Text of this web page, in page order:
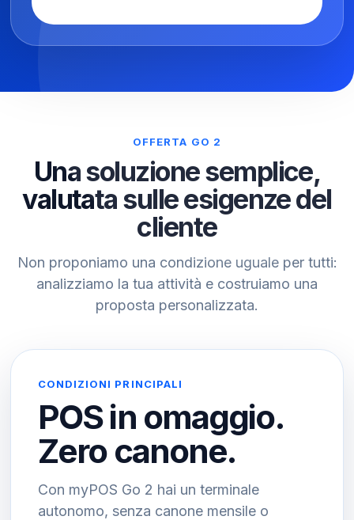
OFFERTA GO 2
Una soluzione semplice,
valutata sulle esigenze del
cliente
Non proponiamo una condizione uguale per tutti:
analizziamo la tua attività e costruiamo una
proposta personalizzata.
CONDIZIONI PRINCIPALI
POS in omaggio.
Zero canone.
Con myPOS Go 2 hai un terminale
autonomo, senza canone mensile o